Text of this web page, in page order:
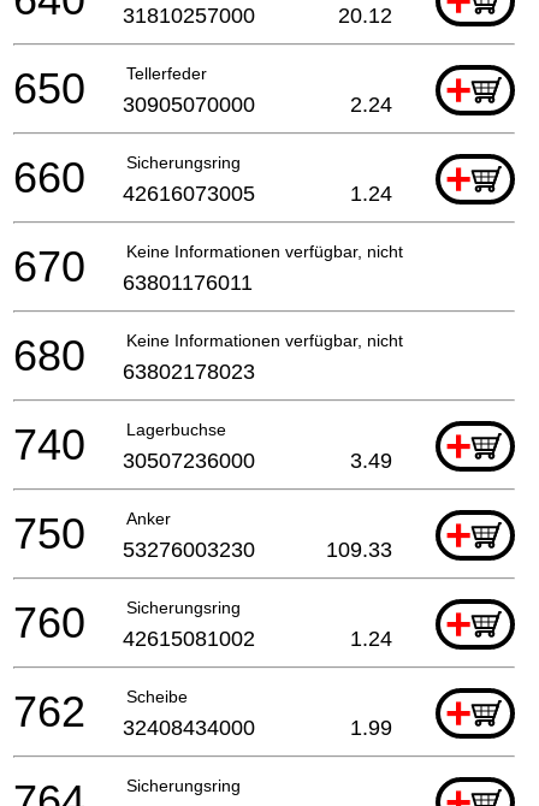
31810257000 20.12
Tellerfeder +
650 30905070000 2.24
Sicherungsring +
660 42616073005 1.24
Keine Informationen verfügbar, nicht bestellbar
670 63801176011
Keine Informationen verfügbar, nicht bestellbar
680 63802178023
Lagerbuchse +
740 30507236000 3.49
Anker +
750 53276003230 109.33
Sicherungsring +
760 42615081002 1.24
Scheibe +
762 32408434000 1.99
Sicherungsring